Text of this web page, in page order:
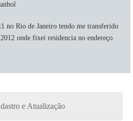
no Rio de Janeiro tendo me transferido
onde fixei residencia no endereço
e Atualização